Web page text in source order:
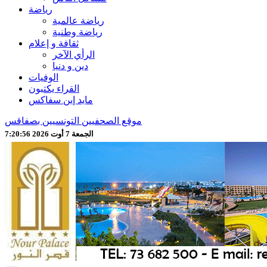
رياضة
رياضة عالمية
رياضة وطنية
ثقافة و إعلام
الرأي الآخر
دين و دنيا
الوفيات
القراء يكتبون
مايد إين سفاكس
موقع الصحفيين التونسيين بصفاقس
الجمعة 7 أوت 2026 7:20:58